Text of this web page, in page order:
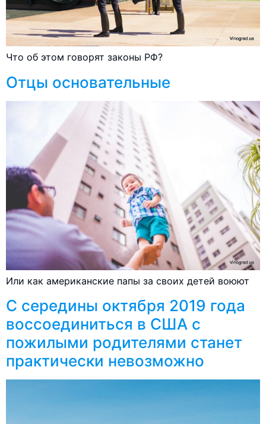
Что об этом говорят законы РФ?
Отцы основательные
Или как американские папы за своих детей воюют
С середины октября 2019 года
воссоединиться в США с
пожилыми родителями станет
практически невозможно